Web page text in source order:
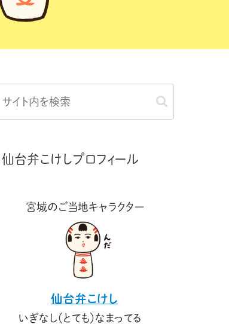
仙台弁こけしプロフィール
宮城のご当地キャラクター
仙台弁こけし
いぎなし（とても）なまってる